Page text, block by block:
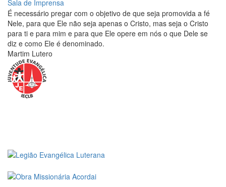
Sala de Imprensa
É necessário pregar com o objetivo de que seja promovida a fé
Nele, para que Ele não seja apenas o Cristo, mas seja o Cristo
para ti e para mim e para que Ele opere em nós o que Dele se
diz e como Ele é denominado.
Martim Lutero